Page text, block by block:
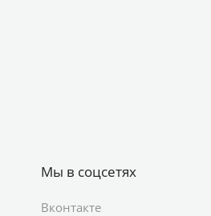
Мы в соцсетях
Вконтакте